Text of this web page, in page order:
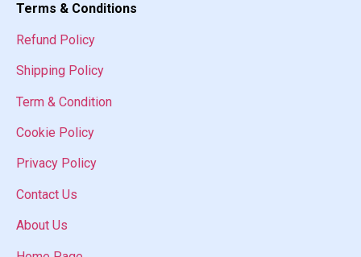
Terms & Conditions
Refund Policy
Shipping Policy
Term & Condition
Cookie Policy
Privacy Policy
Contact Us
About Us